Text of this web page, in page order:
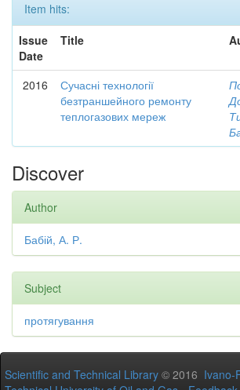
Item hits:
Issue
Date
Title
2016
Сучасні технології
безтраншейного ремонту
теплогазових мереж
Discover
Author
Бабій, А. Р.
Subject
протягування
Scientific and Technical Library © 2016 Ivano-